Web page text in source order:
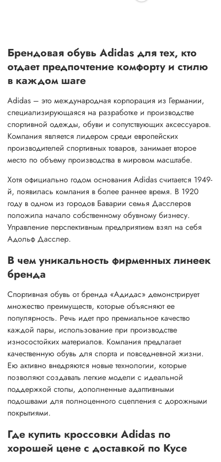
Брендовая обувь Adidas для тех, кто
отдает предпочтение комфорту и стилю
в каждом шаге
Adidas – это международная корпорация из Германии,
специализирующаяся на разработке и производстве
спортивной одежды, обуви и сопутствующих аксессуаров.
Компания является лидером среди европейских
производителей спортивных товаров, занимает второе
место по объему производства в мировом масштабе.
Хотя официально годом основания Adidas считается 1949-
й, появилась компания в более раннее время. В 1920
году в одном из городов Баварии семья Дасслеров
положила начало собственному обувному бизнесу.
Управление перспективным предприятием взял на себя
Адольф Дасслер.
В чем уникальность фирменных линеек
бренда
Спортивная обувь от бренда «Адидас» демонстрирует
множество преимуществ, которые объясняют ее
популярность. Речь идет про премиальное качество
каждой пары, использование при производстве
износостойких материалов. Компания предлагает
качественную обувь для спорта и повседневной жизни.
Ею активно внедряются новые технологии, которые
позволяют создавать легкие модели с идеальной
поддержкой стопы, дополненные адаптивными
подошвами для полноценного сцепления с дорожными
покрытиями.
Где купить кроссовки Adidas по
хорошей цене с доставкой по Кусе